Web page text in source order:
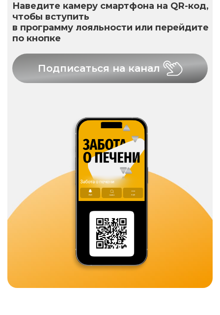
Наведите камеру смартфона на QR-код,
чтобы вступить
в программу лояльности или перейдите
по кнопке
Подписаться на канал